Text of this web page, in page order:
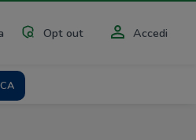
Opt out Accedi